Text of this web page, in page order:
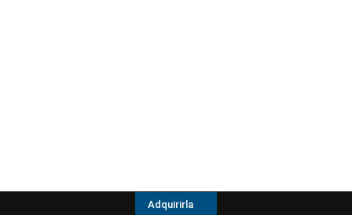
Adquirirla